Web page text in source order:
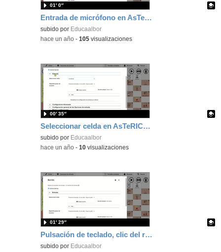
Entrada de micrófono en AsTeRICS Grid
Contenido educativo.
subido por Educaalbor
01′ 0″
-hace un año -105 visualizaciones
Seleccionar celda en AsTeRICS Grid
Contenido educativo.
subido por Educaalbor
00′ 35″
-hace un año -10 visualizaciones
Pulsación de teclado, clic del ratón o toque en pantalla
Contenido educativo.
subido por Educaalbor
01′ 29″